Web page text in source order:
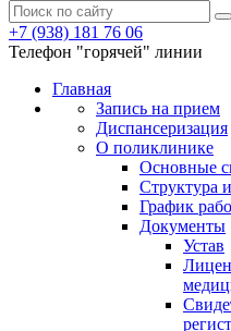
+7 (938) 181 76 06
Телефон "горячей" линии
Главная
Запись на прием
Диспансеризация
О поликлинике
Основные
Структура
График
Документы
Устав